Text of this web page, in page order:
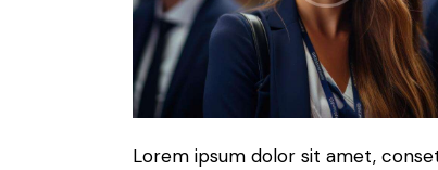
Lorem ipsum dolor sit amet,